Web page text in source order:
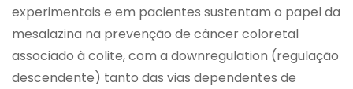
experimentais e em pacientes sustentam o papel da
mesalazina na prevenção de câncer coloretal
associado à colite, com a downregulation (regulação
descendente) tanto das vias dependentes de